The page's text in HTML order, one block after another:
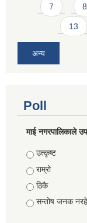
7 8
13
अन्य
Poll
माई नगरपालिकाले
Choices
उत्कृष्ट
राम्रो
ठिकै
सन्तोष जनक